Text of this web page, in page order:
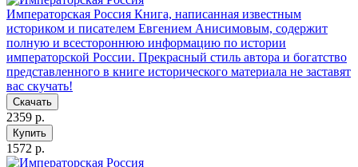
Императорская Россия Книга, написанная известным
историком и писателем Евгением Анисимовым, содержит
полную и всестороннюю информацию по истории
императорской России. Прекрасный стиль автора и богатство
представленного в книге исторического материала не заставят
вас скучать!
Скачать
2359 р.
Купить
1572 р.